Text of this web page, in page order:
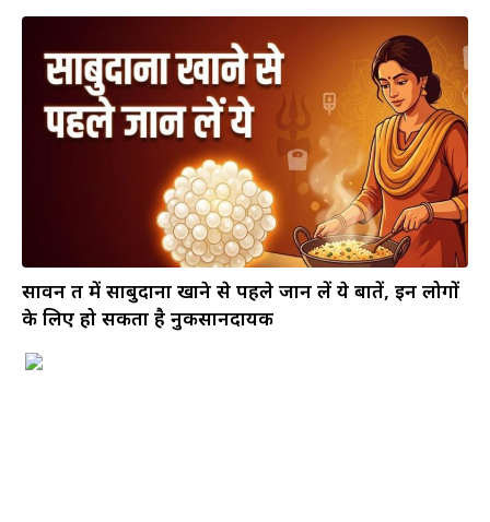
सावन व्रत में साबुदाना खाने से पहले जान लें ये बातें, इन लोगों
के लिए हो सकता है नुकसानदायक